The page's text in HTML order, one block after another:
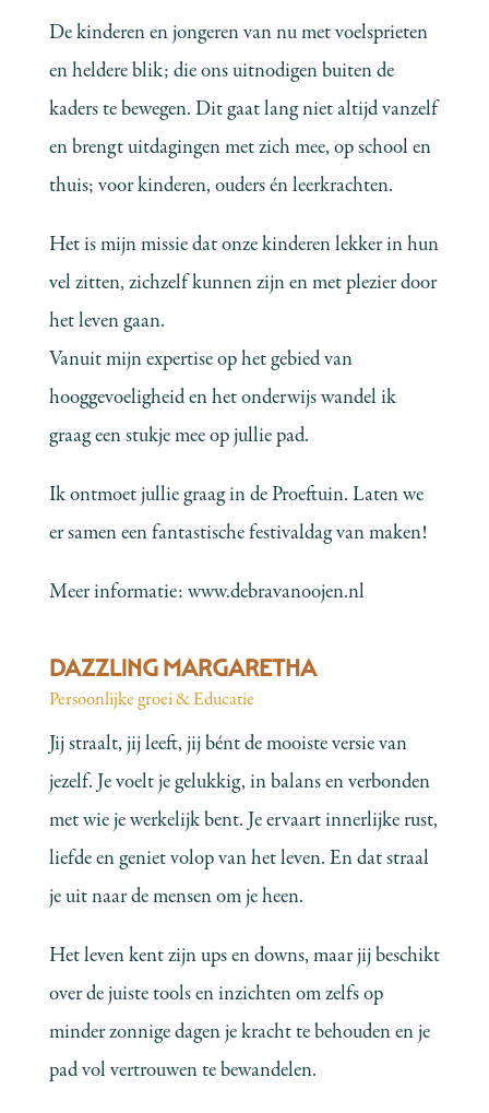
De kinderen en jongeren van nu met voelsprieten
en heldere blik; die ons uitnodigen buiten de
kaders te bewegen. Dit gaat lang niet altijd vanzelf
en brengt uitdagingen met zich mee, op school en
thuis; voor kinderen, ouders én leerkrachten.
Het is mijn missie dat onze kinderen lekker in hun
vel zitten, zichzelf kunnen zijn en met plezier door
het leven gaan.
Vanuit mijn expertise op het gebied van
hooggevoeligheid en het onderwijs wandel ik
graag een stukje mee op jullie pad.
Ik ontmoet jullie graag in de Proeftuin. Laten we
er samen een fantastische festivaldag van maken!
Meer informatie:www.debravanoojen.nl
DAZZLING MARGARETHA
Persoonlijke groei & Educatie
Jij straalt, jij leeft, jij bént de mooiste versie van
jezelf. Je voelt je gelukkig, in balans en verbonden
met wie je werkelijk bent. Je ervaart innerlijke rust,
liefde en geniet volop van het leven. En dat straal
je uit naar de mensen om je heen.
Het leven kent zijn ups en downs, maar jij beschikt
over de juiste tools en inzichten om zelfs op
minder zonnige dagen je kracht te behouden en je
pad vol vertrouwen te bewandelen.